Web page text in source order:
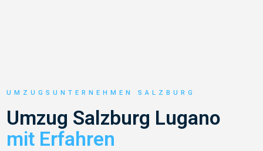
UMZUGSUNTERNEHMEN SALZBURG
Umzug Salzburg Lugano
mit Erfahren